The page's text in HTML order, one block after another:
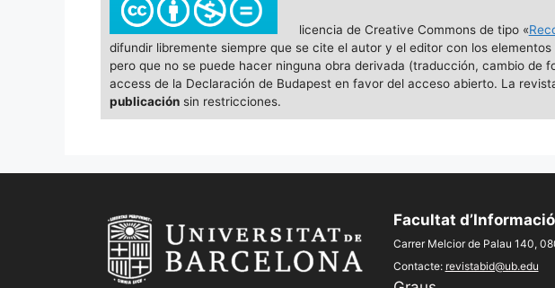
e
b
o
o
l
s
k
y
e
dI
n
p
ar
tir
licencia de Creative Commons de tipo «
difundir libremente siempre que se cite el autor y el editor con los
pero que no se puede hacer ninguna obra derivada (traducción, cambio de
access de la Declaración de Budapest en favor del acceso abierto. La
publicación sin restricciones.
Facultat
Carrer Melcior de Palau 140,
Contacte: revistabid@ub.edu